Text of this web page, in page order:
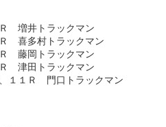
増井トラックマン
喜多村トラックマン
藤岡トラックマン
津田トラックマン
１１Ｒ 門口トラックマン